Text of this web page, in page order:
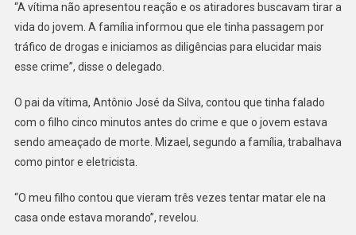
“A vítima não apresentou reação e os atiradores buscavam tirar a
vida do jovem. A família informou que ele tinha passagem por
tráfico de drogas e iniciamos as diligências para elucidar mais
esse crime”, disse o delegado.
O pai da vítima, Antônio José da Silva, contou que tinha falado
com o filho cinco minutos antes do crime e que o jovem estava
sendo ameaçado de morte. Mizael, segundo a família, trabalhava
como pintor e eletricista.
“O meu filho contou que vieram três vezes tentar matar ele na
casa onde estava morando”, revelou.